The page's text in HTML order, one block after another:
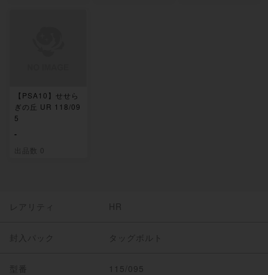
【PSA10】せせら
ぎの丘 UR 118/09
5
-
出品数 0
レアリティ HR
封入パック タッグボルト
型番 115/095